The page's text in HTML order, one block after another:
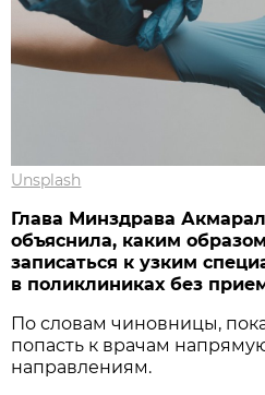
Unsplash
Глава Минздрава
объяснила, каким
записаться к узким
в поликлиниках без
По словам чиновницы,
попасть к врачам
направлениям.